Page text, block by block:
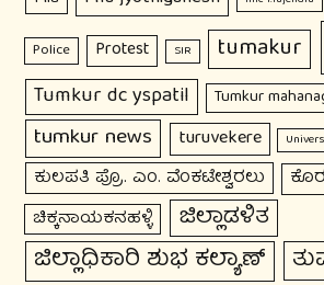
Police Protest SIR tumakur
Tumkur dc yspatil Tumkur
tumkur news turuvekere
ಕುಲಪತಿ ಪ್ರೊ. ಎಂ. ವೆಂಕಟೇಶ್ವರಲು
ಚಿಕ್ಕನಾಯಕನಹಳ್ಳಿ ಜಿಲ್ಲಾಡಳಿತ
ಜಿಲ್ಲಾಧಿಕಾರಿ ಶುಭ ಕಲ್ಯಾಣ್